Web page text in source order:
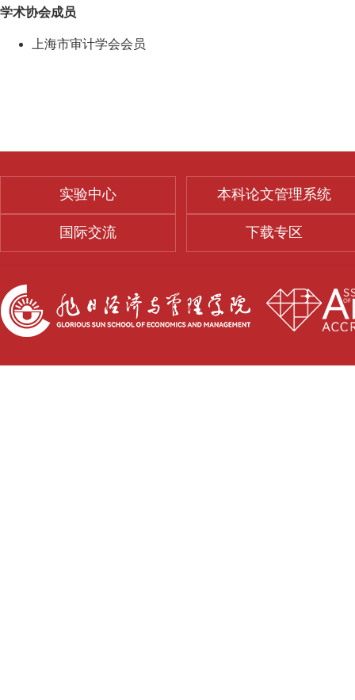
学术协会成员
上海市审计学会会员
实验中心 本科论文管理系统
国际交流 下载专区